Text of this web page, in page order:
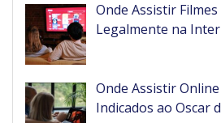
Onde Assistir
Legalmente na
Onde Assistir
Indicados ao Oscar